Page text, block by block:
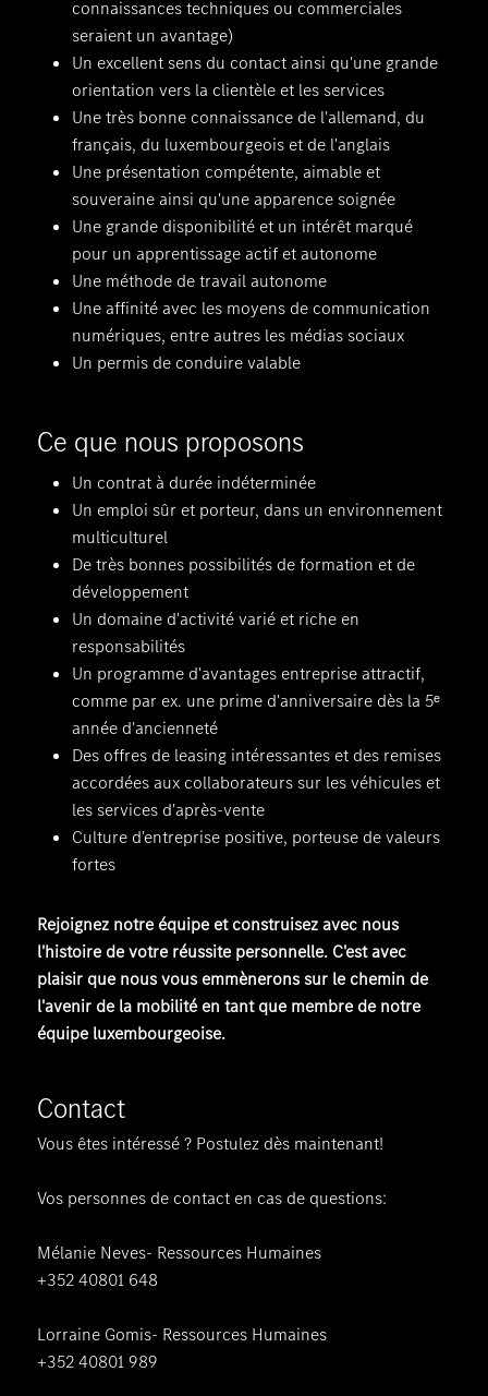
connaissances techniques ou commerciales
seraient un avantage)
Un excellent sens du contact ainsi qu'une grande
orientation vers la clientèle et les services
Une très bonne connaissance de l'allemand, du
français, du luxembourgeois et de l'anglais
Une présentation compétente, aimable et
souveraine ainsi qu'une apparence soignée
Une grande disponibilité et un intérêt marqué
pour un apprentissage actif et autonome
Une méthode de travail autonome
Une affinité avec les moyens de communication
numériques, entre autres les médias sociaux
Un permis de conduire valable
Ce que nous proposons
Un contrat à durée indéterminée
Un emploi sûr et porteur, dans un environnement
multiculturel
De très bonnes possibilités de formation et de
développement
Un domaine d'activité varié et riche en
responsabilités
Un programme d'avantages entreprise attractif,
comme par ex. une prime d'anniversaire dès la 5ᵉ
année d'ancienneté
Des offres de leasing intéressantes et des remises
accordées aux collaborateurs sur les véhicules et
les services d'après-vente
Culture d'entreprise positive, porteuse de valeurs
fortes
Rejoignez notre équipe et construisez avec nous
l'histoire de votre réussite personnelle. C'est avec
plaisir que nous vous emmènerons sur le chemin de
l'avenir de la mobilité en tant que membre de notre
équipe luxembourgeoise.
Contact
Vous êtes intéressé ? Postulez dès maintenant!
Vos personnes de contact en cas de questions:
Mélanie Neves- Ressources Humaines
+352 40801 648
Lorraine Gomis- Ressources Humaines
+352 40801 989